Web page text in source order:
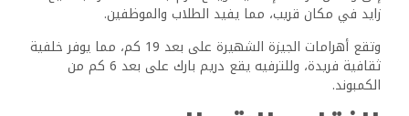
يوفر كمبوند كيان العديد من وسائل الراحة للمقيمين، وتشمل
حمامات السباحة والمساحات الخضراء والمرافق الرياضية، ويضم
المشروع أيضًا ناديًا ومناطق لعب للأطفال.
وتتوفر خدمات الأمن والصيانة على مدار الساعة طوال أيام